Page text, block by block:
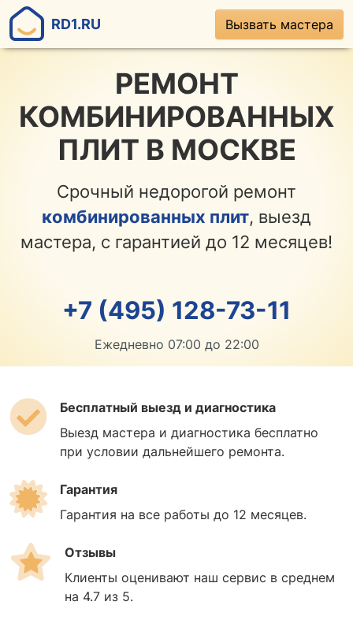
RD1.RU Вызвать мастера
РЕМОНТ
КОМБИНИРОВАННЫХ
ПЛИТ В МОСКВЕ
Срочный недорогой ремонт
комбинированных плит, выезд
мастера, с гарантией до 12 месяцев!
+7 (495) 128-73-11
Ежедневно 07:00 до 22:00
Бесплатный выезд и диагностика
Выезд мастера и диагностика бесплатно
при условии дальнейшего ремонта.
Гарантия
Гарантия на все работы до 12 месяцев.
Отзывы
Клиенты оценивают наш сервис в среднем
на 4.7 из 5.